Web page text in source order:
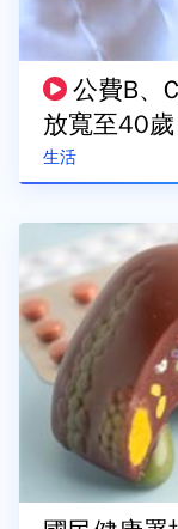
生活
公費B、
放寬至40歲